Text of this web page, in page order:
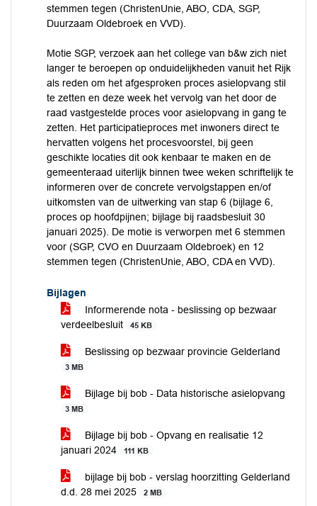
stemmen tegen (ChristenUnie, ABO, CDA, SGP,
Duurzaam Oldebroek en VVD).
Motie SGP, verzoek aan het college van b&w zich niet
langer te beroepen op onduidelijkheden vanuit het Rijk
als reden om het afgesproken proces asielopvang stil
te zetten en deze week het vervolg van het door de
raad vastgestelde proces voor asielopvang in gang te
zetten. Het participatieproces met inwoners direct te
hervatten volgens het procesvoorstel, bij geen
geschikte locaties dit ook kenbaar te maken en de
gemeenteraad uiterlijk binnen twee weken schriftelijk te
informeren over de concrete vervolgstappen en/of
uitkomsten van de uitwerking van stap 6 (bijlage 6,
proces op hoofdpijnen; bijlage bij raadsbesluit 30
januari 2025). De motie is verworpen met 6 stemmen
voor (SGP, CVO en Duurzaam Oldebroek) en 12
stemmen tegen (ChristenUnie, ABO, CDA en VVD).
Bijlagen
Informerende nota - beslissing op bezwaar
verdeelbesluit
45 KB
Beslissing op bezwaar provincie Gelderland
3 MB
Bijlage bij bob - Data historische asielopvang
3 MB
Bijlage bij bob - Opvang en realisatie 12
januari 2024
111 KB
bijlage bij bob - verslag hoorzitting Gelderland
d.d. 28 mei 2025
2 MB